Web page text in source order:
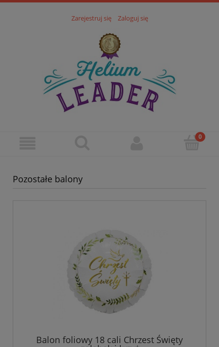
Zarejestruj się Zaloguj się
Pozostałe balony
Balon foliowy 18 cali Chrzest Święty